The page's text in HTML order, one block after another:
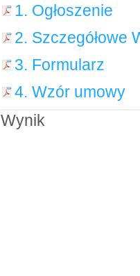
1. Ogłoszenie
2. Szczegółowe
3. Formularz
4. Wzór umowy
Wynik